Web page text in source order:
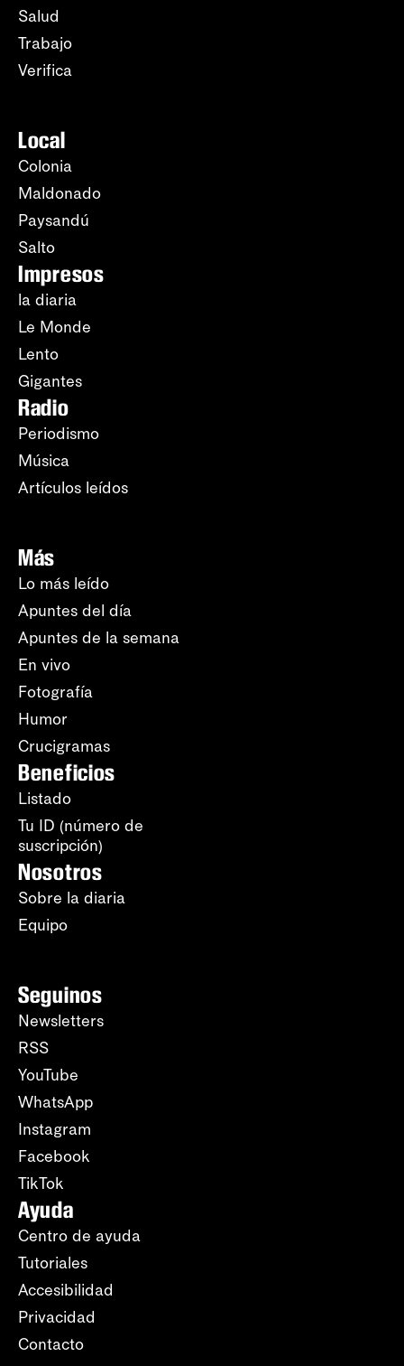
Salud
Trabajo
Verifica
Local
Colonia
Maldonado
Paysandú
Salto
Impresos
la diaria
Le Monde
Lento
Gigantes
Radio
Periodismo
Música
Artículos leídos
Más
Lo más leído
Apuntes del día
Apuntes de la semana
En vivo
Fotografía
Humor
Crucigramas
Beneficios
Listado
Tu ID (número de
suscripción)
Nosotros
Sobre la diaria
Equipo
Seguinos
Newsletters
RSS
YouTube
WhatsApp
Instagram
Facebook
TikTok
Ayuda
Centro de ayuda
Tutoriales
Accesibilidad
Privacidad
Contacto